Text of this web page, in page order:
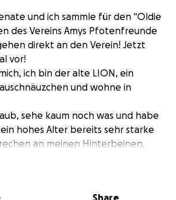
und ich sammle für den "Oldie
des Vereins Amys Pfotenfreunde
direkt an den Verein! Jetzt
vor!
ich bin der alte LION, ein
und wohne in
sehe kaum noch was und habe
hohes Alter bereits sehr starke
an meinen Hinterbeinen.
ich nicht hoch und tu mich mit
Share